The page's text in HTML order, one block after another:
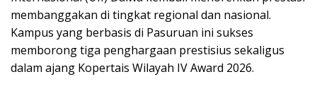
membanggakan di tingkat regional dan nasional.
Kampus yang berbasis di Pasuruan ini sukses
memborong tiga penghargaan prestisius sekaligus
dalam ajang Kopertais Wilayah IV Award 2026.